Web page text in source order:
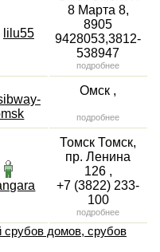
lilu55
8 Марта 8,
8905
9428053,3812-
538947
подробнее
Омск ,
подробнее
Томск Томск,
пр. Ленина
126 ,
+7 (3822) 233-
100
подробнее
срубов домов, срубов